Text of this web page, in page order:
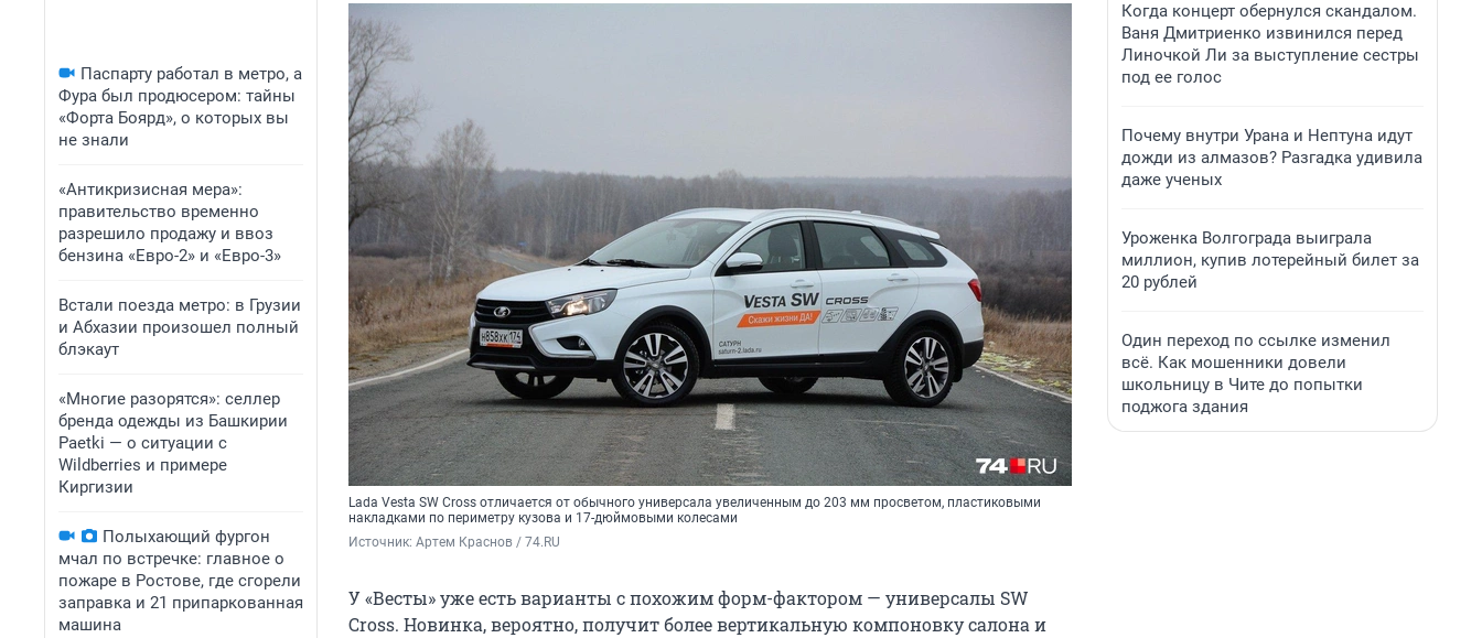
Паспарту работал в метро, а
Фура был продюсером: тайны
«Форта Боярд», о которых вы
не знали
«Антикризисная мера»:
правительство временно
разрешило продажу и ввоз
бензина «Евро-2» и «Евро-3»
Встали поезда метро: в Грузии
и Абхазии произошел полный
блэкаут
«Многие разорятся»: селлер
бренда одежды из Башкирии
Paetki — о ситуации с
Wildberries и примере
Киргизии
Полыхающий фургон
мчал по встречке: главное о
пожаре в Ростове, где сгорели
заправка и 21 припаркованная
машина
Lada Vesta SW Cross отличается от обычного универсала увеличенным до 203 мм просветом, пластиковыми
накладками по периметру кузова и 17-дюймовыми колесами
Источник: Артем Краснов / 74.RU
У «Весты» уже есть варианты с похожим форм-фактором — универсалы SW
Cross. Новинка, вероятно, получит более вертикальную компоновку салона и
Когда концерт обернулся скандалом.
Ваня Дмитриенко извинился перед
Линочкой Ли за выступление сестры
под ее голос
Почему внутри Урана и Нептуна идут
дожди из алмазов? Разгадка удивила
даже ученых
Уроженка Волгограда выиграла
миллион, купив лотерейный билет за
20 рублей
Один переход по ссылке изменил
всё. Как мошенники довели
школьницу в Чите до попытки
поджога здания